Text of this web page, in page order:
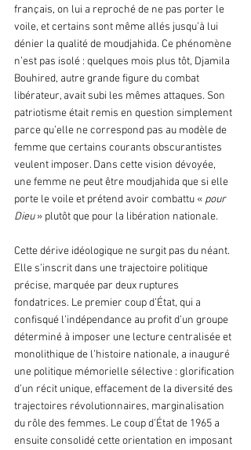
français, on lui a reproché de ne pas porter le
voile, et certains sont même allés jusqu’à lui
dénier la qualité de moudjahida. Ce phénomène
n’est pas isolé : quelques mois plus tôt, Djamila
Bouhired, autre grande figure du combat
libérateur, avait subi les mêmes attaques. Son
patriotisme était remis en question simplement
parce qu’elle ne correspond pas au modèle de
femme que certains courants obscurantistes
veulent imposer. Dans cette vision dévoyée,
une femme ne peut être moudjahida que si elle
porte le voile et prétend avoir combattu « pour
Dieu » plutôt que pour la libération nationale.
Cette dérive idéologique ne surgit pas du néant.
Elle s’inscrit dans une trajectoire politique
précise, marquée par deux ruptures
fondatrices. Le premier coup d’État, qui a
confisqué l’indépendance au profit d’un groupe
déterminé à imposer une lecture centralisée et
monolithique de l’histoire nationale, a inauguré
une politique mémorielle sélective : glorification
d’un récit unique, effacement de la diversité des
trajectoires révolutionnaires, marginalisation
du rôle des femmes. Le coup d’État de 1965 a
ensuite consolidé cette orientation en imposant